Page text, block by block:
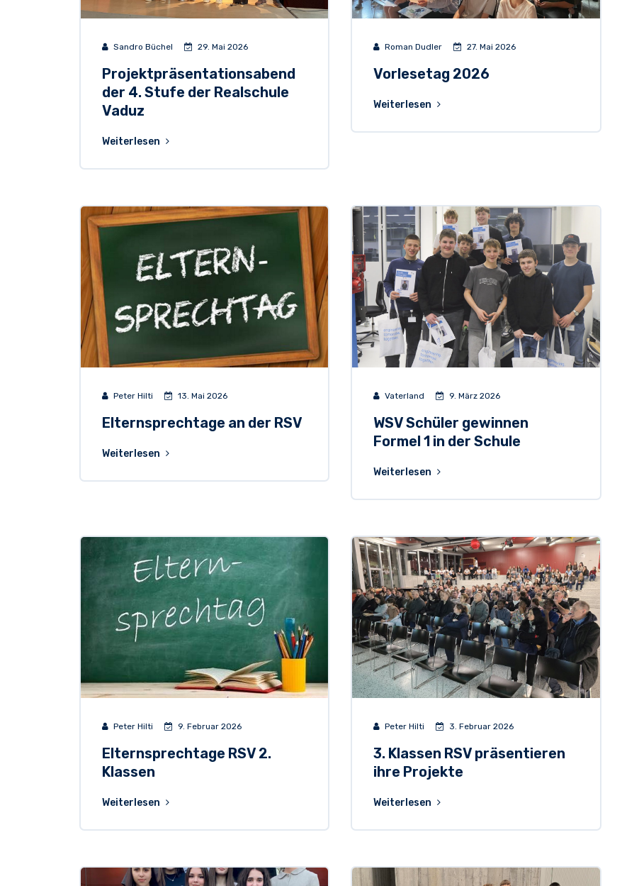
Sandro Büchel 29. Mai 2026
Projektpräsentationsabend
der 4. Stufe der Realschule
Vaduz
Weiterlesen
Roman Dudler 27. Mai 2026
Vorlesetag 2026
Weiterlesen
Peter Hilti 13. Mai 2026
Elternsprechtage an der RSV
Weiterlesen
Vaterland 9. März 2026
WSV Schüler gewinnen
Formel 1 in der Schule
Weiterlesen
Peter Hilti 9. Februar 2026
Elternsprechtage RSV 2.
Klassen
Weiterlesen
Peter Hilti 3. Februar 2026
3. Klassen RSV präsentieren
ihre Projekte
Weiterlesen